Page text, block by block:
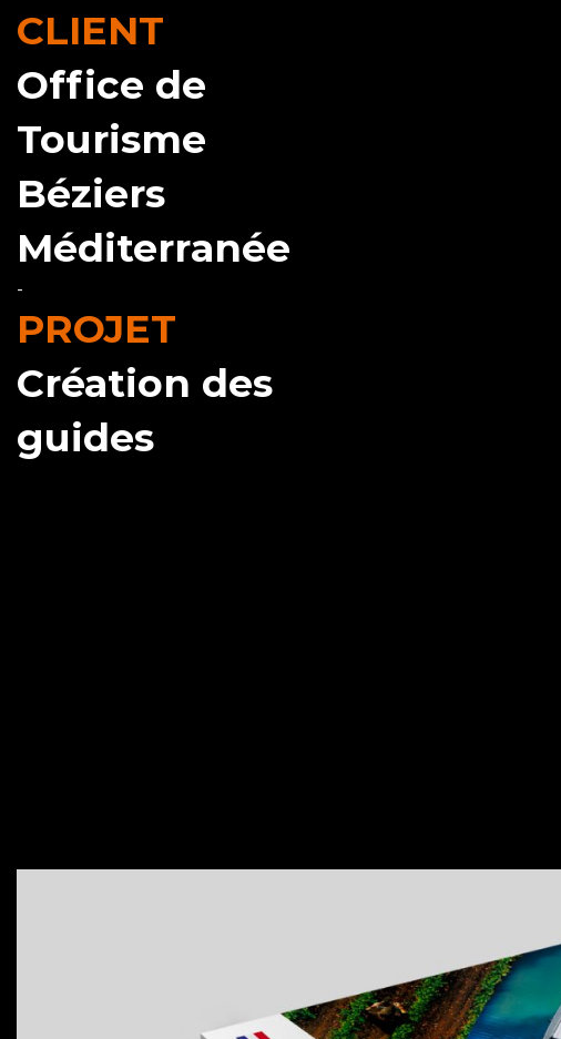
CLIENT
Office de
Tourisme
Béziers
Méditerranée
-
PROJET
Création des
guides